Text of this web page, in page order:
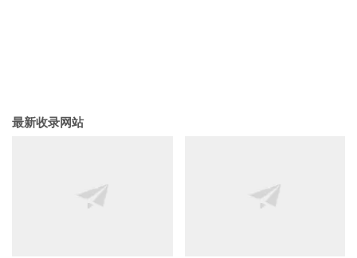
最新收录网站